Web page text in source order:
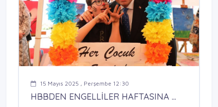
15 Mayıs 2025 , Perşembe 12:30
HBBDEN ENGELLİLER HAFTASINA ...